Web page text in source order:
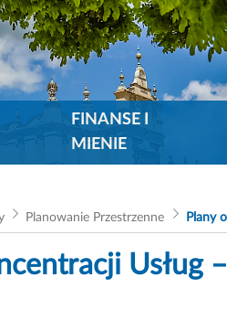
FINANSE I
MIENIE
Planowanie Przestrzenne Plany
Usług